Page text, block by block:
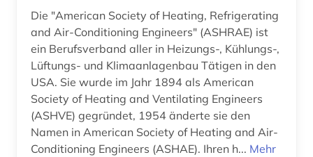
geisteswissenschaften (9)
general topics for engineers (1)
generative ki (1)
geomechanik (1)
geotechnik (1)
Die "American Society of Heating, Refrigerating
and Air-Conditioning Engineers" (ASHRAE) ist
ein Berufsverband aller in Heizungs-, Kühlungs-,
Lüftungs- und Klimaanlagenbau Tätigen in den
USA. Sie wurde im Jahr 1894 als American
Society of Heating and Ventilating Engineers
(ASHVE) gegründet, 1954 änderte sie den
Namen in American Society of Heating and Air-
Conditioning Engineers (ASHAE). Ihren h... Mehr